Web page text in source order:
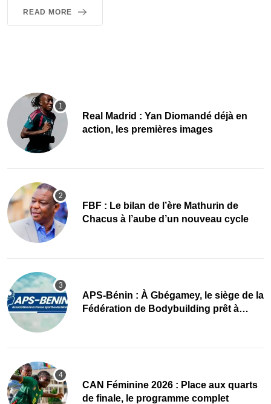
READ MORE
Real Madrid : Yan Diomandé déjà en
action, les premières images
FBF : Le bilan de l’ère Mathurin de
Chacus à l’aube d’un nouveau cycle
APS-Bénin : À Gbégamey, le siège de la
Fédération de Bodybuilding prêt à
CAN Féminine 2026 : Place aux quarts
de finale, le programme complet